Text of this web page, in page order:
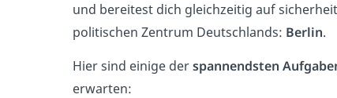
und bereitest dich gleichzeitig auf
politischen Zentrum Deutschlands: Berlin.
Hier sind einige derspannendsten
erwarten: